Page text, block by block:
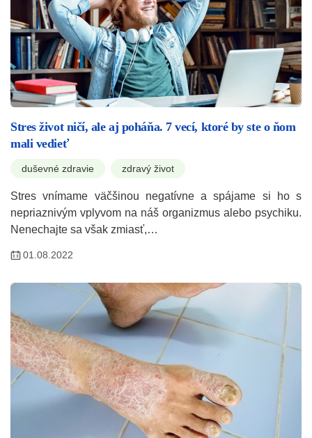
Stres život ničí, ale aj poháňa. 7 vecí, ktoré by ste o ňom
mali vedieť
duševné zdravie zdravý život
Stres vnímame väčšinou negatívne a spájame si ho s
nepriaznivým vplyvom na náš organizmus alebo psychiku.
Nenechajte sa však zmiasť,…
01.08.2022